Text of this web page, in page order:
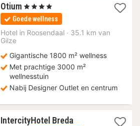
Otium 1
nacht
vanaf
99
, 4 Sterren
Goede wellness
Hotel in Roosendaal · 35.1 km van
Gilze
Gigantische 1800 m² wellness
Met prachtige 3000 m²
wellnesstuin
Nabij Designer Outlet en centrum
IntercityHotel Breda2